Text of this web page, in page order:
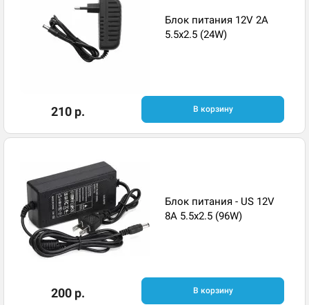
Блок питания 12V 2A
5.5x2.5 (24W)
210 р. В корзину
Блок питания - US 12V
8A 5.5x2.5 (96W)
200 р. В корзину